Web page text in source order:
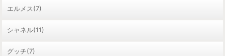
エルメス(7)
シャネル(11)
グッチ(7)